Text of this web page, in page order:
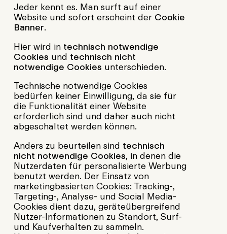
Jeder kennt es. Man surft auf einer
Website und sofort erscheint der Cookie
Banner.
Hier wird in technisch notwendige
Cookies und technisch nicht
notwendige Cookies unterschieden.
Technische notwendige Cookies
bedürfen keiner Einwilligung, da sie für
die Funktionalität einer Website
erforderlich sind und daher auch nicht
abgeschaltet werden können.
Anders zu beurteilen sind technisch
nicht notwendige Cookies, in denen die
Nutzerdaten für personalisierte Werbung
benutzt werden. Der Einsatz von
marketingbasierten Cookies: Tracking-,
Targeting-, Analyse- und Social Media-
Cookies dient dazu, geräteübergreifend
Nutzer-Informationen zu Standort, Surf-
und Kaufverhalten zu sammeln.